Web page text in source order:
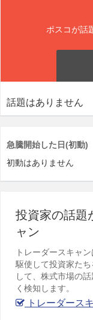
ポスコが話
話題はありません
急騰開始した日(初動)
初動はありません
投資家の話題
ャン
トレーダースキャ
駆使して投資家た
して、株式市場の
く検知します。
トレーダース